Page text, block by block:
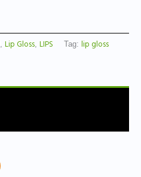
, Lip Gloss, LIPS Tag: lip gloss